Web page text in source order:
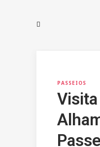
PASSEIOS
Visita